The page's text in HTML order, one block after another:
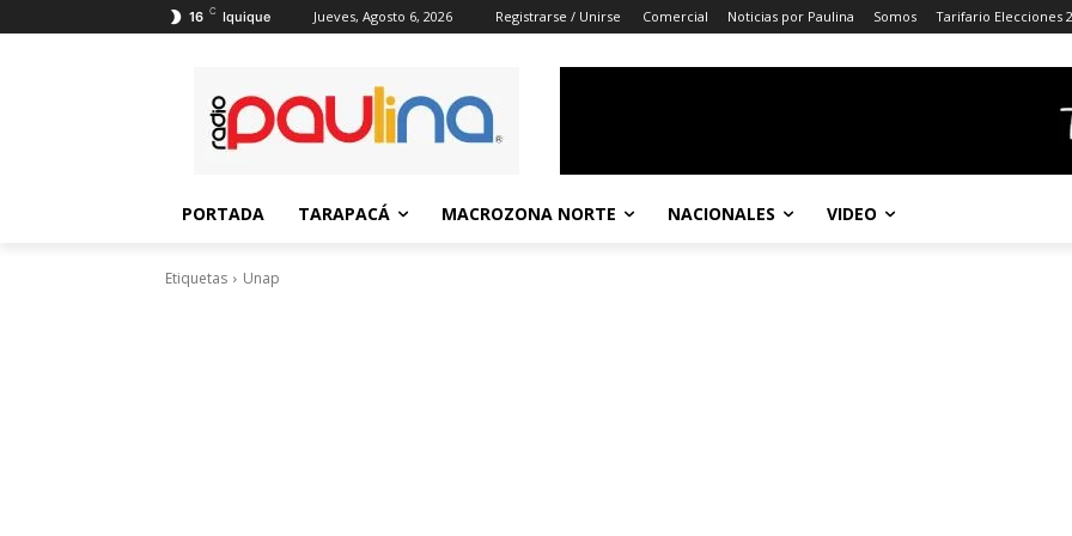
16 C Iquique Jueves, Agosto 6, 2026 Registrarse / Unirse Comercial Noticias por Paulina Somos Tarifario Elecciones
PORTADA TARAPACÁ MACROZONA NORTE NACIONALES VIDEO
Etiquetas Unap